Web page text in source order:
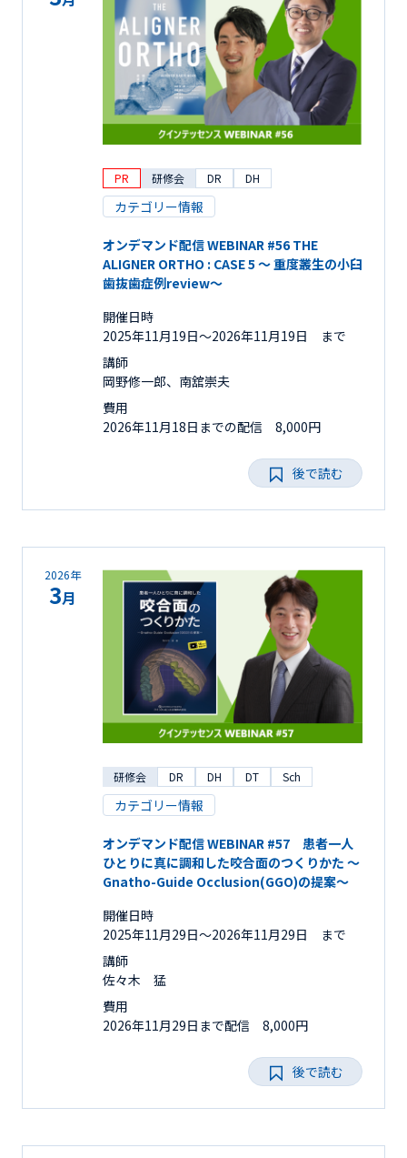
PR 研修会 DR DH
カテゴリー情報
オンデマンド配信 WEBINAR #56 THE
ALIGNER ORTHO : CASE 5 ～ 重度叢生の小臼
歯抜歯症例review～
開催日時
2025年11月19日〜2026年11月19日 まで
講師
岡野修一郎、南舘崇夫
費用
2026年11月18日までの配信 8,000円
後で読む
2026年
3月
研修会 DR DH DT Sch
カテゴリー情報
オンデマンド配信 WEBINAR #57 患者一人
ひとりに真に調和した咬合面のつくりかた ～
Gnatho-Guide Occlusion(GGO)の提案～
開催日時
2025年11月29日〜2026年11月29日 まで
講師
佐々木 猛
費用
2026年11月29日まで配信 8,000円
後で読む